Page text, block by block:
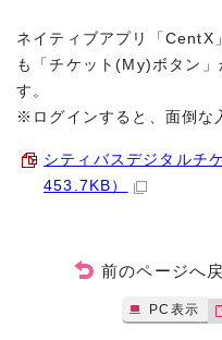
ネイティブアプリ「CentX
も「チケット(My)ボタン
す。
※ログインすると、面倒な
シティバスデジタルチ
453.7KB）
前のページへ
PC表示